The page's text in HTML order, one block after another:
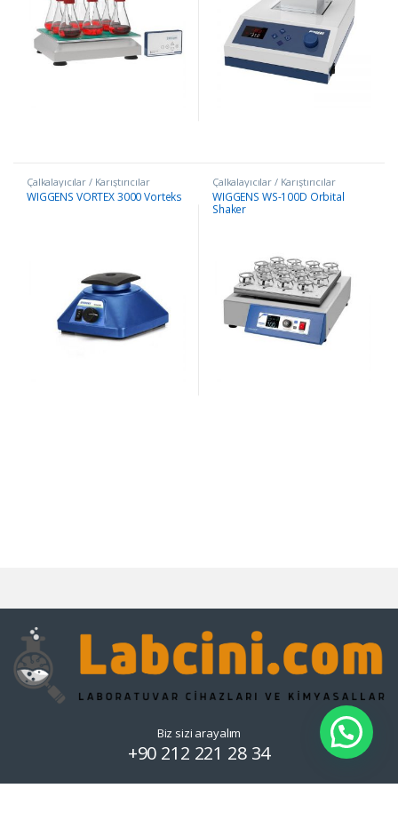
Çalkalayıcılar / Karıştırıcılar
WIGGENS VORTEX 3000 Vorteks
Çalkalayıcılar / Karıştırıcılar
WIGGENS WS-100D Orbital
Shaker
Biz sizi arayalım
+90 212 221 28 34